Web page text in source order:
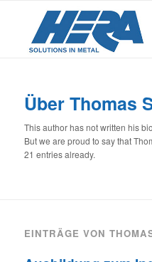
ÜberThomas
This author has not written his
But we are proud to say that
21 entries already.
EINTRÄGE VON